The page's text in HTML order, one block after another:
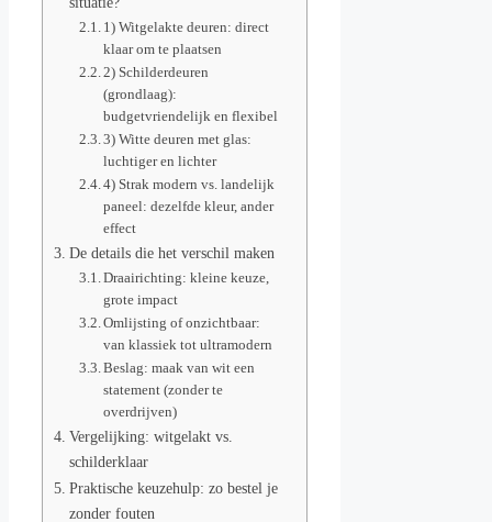
1) Witgelakte deuren: direct
klaar om te plaatsen
2) Schilderdeuren
(grondlaag):
budgetvriendelijk en flexibel
3) Witte deuren met glas:
luchtiger en lichter
4) Strak modern vs. landelijk
paneel: dezelfde kleur, ander
effect
De details die het verschil maken
Draairichting: kleine keuze,
grote impact
Omlijsting of onzichtbaar:
van klassiek tot ultramodern
Beslag: maak van wit een
statement (zonder te
overdrijven)
Vergelijking: witgelakt vs.
schilderklaar
Praktische keuzehulp: zo bestel je
zonder fouten